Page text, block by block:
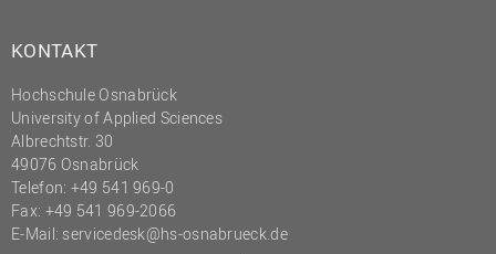
KONTAKT
Hochschule Osnabrück
University of Applied Sciences
Albrechtstr. 30
49076 Osnabrück
Telefon: +49 541 969-0
Fax: +49 541 969-2066
E-Mail: servicedesk@hs-osnabrueck.de